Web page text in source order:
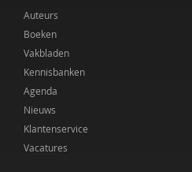
Auteurs
Boeken
Vakbladen
Kennisbanken
Agenda
Nieuws
Klantenservice
Vacatures